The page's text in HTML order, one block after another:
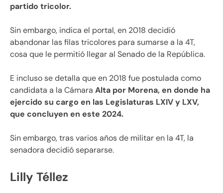
partido tricolor.
Sin embargo, indica el portal, en 2018 decidió
abandonar las filas tricolores para sumarse a la 4T,
cosa que le permitió llegar al Senado de la República.
E incluso se detalla que en 2018 fue postulada como
candidata a la Cámara Alta por Morena, en donde ha
ejercido su cargo en las Legislaturas LXIV y LXV,
que concluyen en este 2024.
Sin embargo, tras varios años de militar en la 4T, la
senadora decidió separarse.
Lilly Téllez